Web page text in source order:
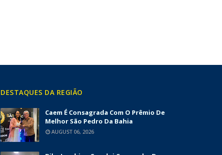
DESTAQUES DA REGIÃO
Caem É Consagrada Com O Prêmio De
Melhor São Pedro Da Bahia
AUGUST 06, 2026